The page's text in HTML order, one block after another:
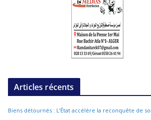
Articles récents
Biens détournés : L’État accélère la reconquête de